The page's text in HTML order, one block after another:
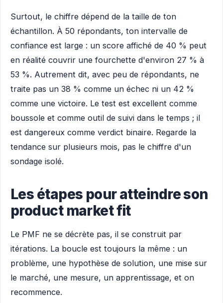
Surtout, le chiffre dépend de la taille de ton
échantillon. À 50 répondants, ton intervalle de
confiance est large : un score affiché de 40 % peut
en réalité couvrir une fourchette d'environ 27 % à
53 %. Autrement dit, avec peu de répondants, ne
traite pas un 38 % comme un échec ni un 42 %
comme une victoire. Le test est excellent comme
boussole et comme outil de suivi dans le temps ; il
est dangereux comme verdict binaire. Regarde la
tendance sur plusieurs mois, pas le chiffre d'un
sondage isolé.
Les étapes pour atteindre son
product market fit
Le PMF ne se décrète pas, il se construit par
itérations. La boucle est toujours la même : un
problème, une hypothèse de solution, une mise sur
le marché, une mesure, un apprentissage, et on
recommence.